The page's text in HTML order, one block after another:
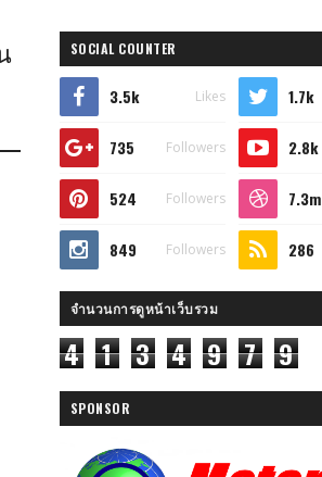
SOCIAL COUNTER
3.5k Likes 1.7k
735 Followers 2.8k
524 Followers 7.3m
849 Followers 286
จำนวนการดูหน้าเว็บรวม
4 1 3 4 9 7 9
SPONSOR